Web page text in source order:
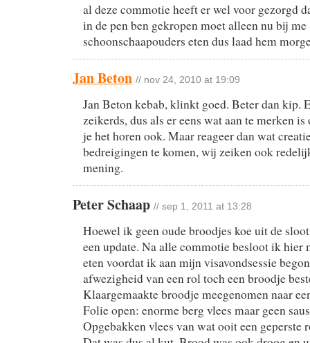
al deze commotie heeft er wel voor gezorgd
in de pen ben gekropen moet alleen nu bij me
schoonschaapouders eten dus laad hem
Jan Beton // nov 24, 2010 at 19:09
Jan Beton kebab, klinkt goed. Beter dan kip.
zeikerds, dus als er eens wat aan te merken
je het horen ook. Maar reageer dan wat
bedreigingen te komen, wij zeiken ook
mening.
Peter Schaap // sep 1, 2011 at 13:28
Hoewel ik geen oude broodjes koe uit de
een update. Na alle commotie besloot ik hier
eten voordat ik aan mijn visavondsessie
afwezigheid van een rol toch een broodje
Klaargemaakte broodje meegenomen naar
Folie open: enorme berg vlees maar geen
Opgebakken vlees van wat ooit een geperste